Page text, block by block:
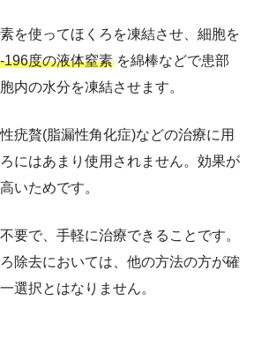
を使ってほくろを凍結させ、細胞を
-196度の液体窒素 を綿棒などで患部
内の水分を凍結させます。
疣贅(脂漏性角化症)などの治療に用
にはあまり使用されません。効果が
いためです。
要で、手軽に治療できることです。
除去においては、他の方法の方が確
選択とはなりません。